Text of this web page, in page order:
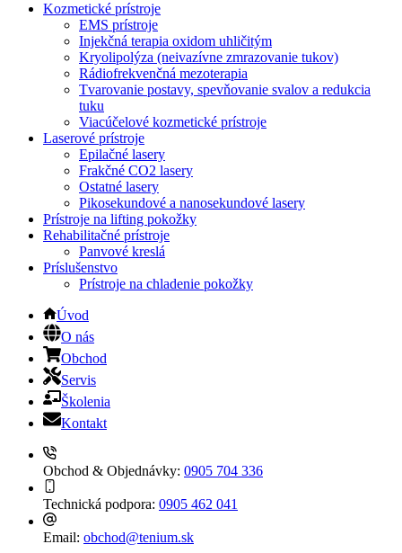
Kozmetické prístroje
EMS prístroje
Injekčná terapia oxidom uhličitým
Kryolipolýza (neivazívne zmrazovanie tukov)
Rádiofrekvenčná mezoterapia
Tvarovanie postavy, spevňovanie svalov a redukcia
tuku
Viacúčelové kozmetické prístroje
Laserové prístroje
Epilačné lasery
Frakčné CO2 lasery
Ostatné lasery
Pikosekundové a nanosekundové lasery
Prístroje na lifting pokožky
Rehabilitačné prístroje
Panvové kreslá
Príslušenstvo
Prístroje na chladenie pokožky
Úvod
O nás
Obchod
Servis
Školenia
Kontakt
Obchod & Objednávky: 0905 704 336
Technická podpora: 0905 462 041
Email: obchod@tenium.sk